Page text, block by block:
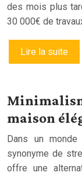
des mois plus
30 000€ de
Lire la suite
maison
Dans un monde
synonyme de
offre une